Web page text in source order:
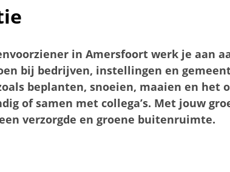
in Amersfoort werk je aan
bij bedrijven, instellingen en
beplanten, snoeien, maaien en het
of samen met collega’s. Met jouw
verzorgde en groene buitenruimte.